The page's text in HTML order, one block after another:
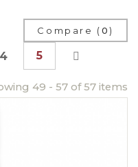
Compare (0)
4 5
49 - 57 of 57 items